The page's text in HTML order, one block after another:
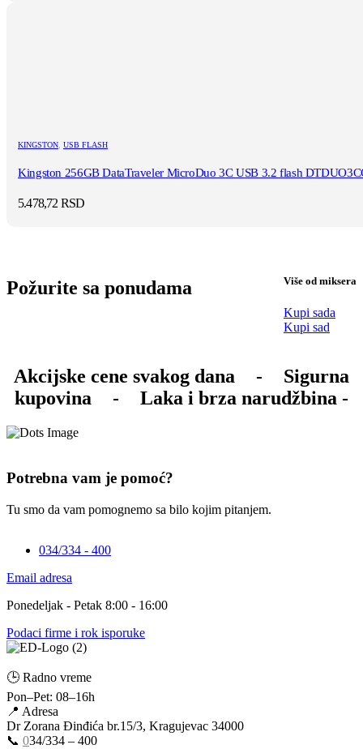
KINGSTON, USB FLASH
Kingston 256GB DataTraveler MicroDuo 3C USB 3.2 flash
5.478,72RSD
Požurite sa ponudama Više od miksera
Kupi sada
Kupi sad
Akcijske cene svakog dana -
Sigurna
kupovina
- Laka i brza narudžbina -
Potrebna vam je pomoć?
Tu smo da vam pomognemo sa bilo kojim pitanjem.
034/334 - 400
Email adresa
Ponedeljak - Petak 8:00 - 16:00
Podaci firme i rok isporuke
🕒 Radno vreme
Pon–Pet: 08–16h
📍 Adresa
Dr Zorana Đinđića br.15/3, Kragujevac 34000
📞 034/334 – 400